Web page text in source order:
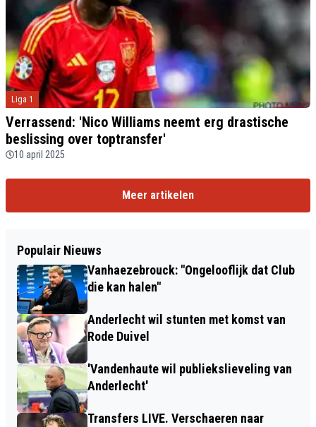
Liga 1
Verrassend: 'Nico Williams neemt erg drastische
beslissing over toptransfer'
10 april 2025
Meer artikelen
Populair Nieuws
Vanhaezebrouck: "Ongelooflijk dat Club
die kan halen"
Anderlecht wil stunten met komst van
Rode Duivel
'Vandenhaute wil publiekslieveling van
Anderlecht'
Transfers LIVE. Verschaeren naar